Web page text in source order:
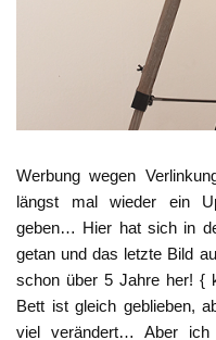
Werbung wegen
längst mal wieder ein
geben… Hier hat sich in
getan und das letzte Bild
schon über 5 Jahre her! {
Bett ist gleich geblieben,
viel verändert… Aber